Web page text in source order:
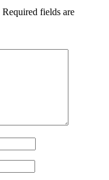
Required fields are